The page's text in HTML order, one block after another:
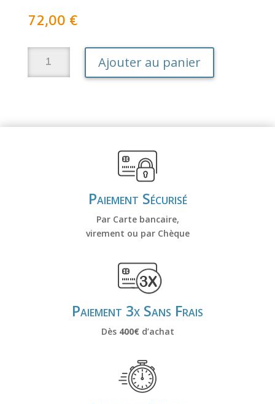
72,00 €
d'osmose
Ajouter au panier
n
Paiement Sécurisé
Par Carte bancaire,
virement ou par Chèque
Paiement 3x Sans Frais
Dès 400€d’achat